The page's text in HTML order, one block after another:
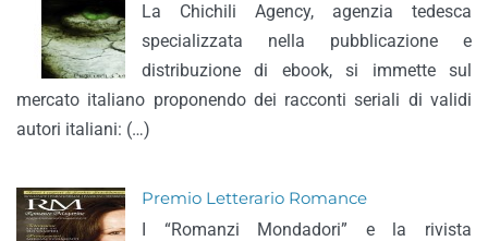
La Chichili Agency, agenzia tedesca
specializzata nella pubblicazione e
distribuzione di ebook, si immette sul
mercato italiano proponendo dei racconti seriali di validi
autori italiani: (…)
Premio Letterario Romance
I “Romanzi Mondadori” e la rivista